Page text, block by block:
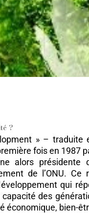
?
» –
fois en 1987
alors
de l’ONU.
qui
des
économique, bien-